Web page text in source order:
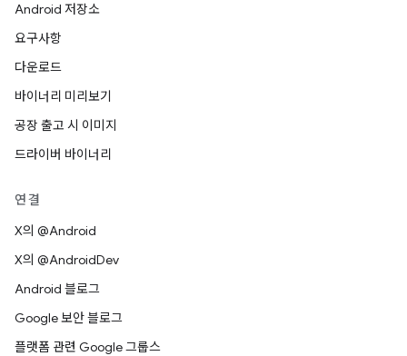
Android 저장소
요구사항
다운로드
바이너리 미리보기
공장 출고 시 이미지
드라이버 바이너리
연결
X의 @Android
X의 @AndroidDev
Android 블로그
Google 보안 블로그
플랫폼 관련 Google 그룹스